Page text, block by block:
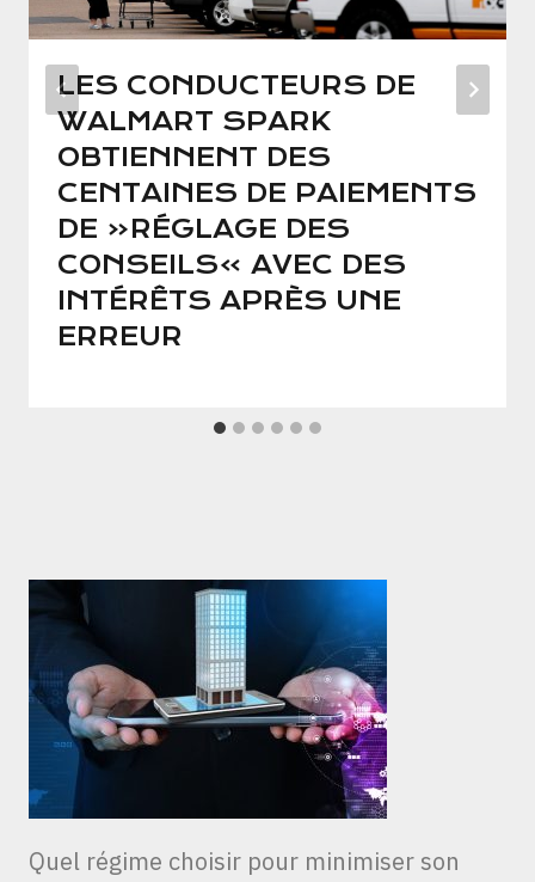
LES CONDUCTEURS DE
WALMART SPARK
OBTIENNENT DES
CENTAINES DE PAIEMENTS
DE «RÉGLAGE DES
CONSEILS» AVEC DES
INTÉRÊTS APRÈS UNE
ERREUR
Quel régime choisir pour minimiser son